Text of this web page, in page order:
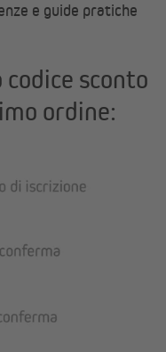
e guide pratiche
sconto
ordine: